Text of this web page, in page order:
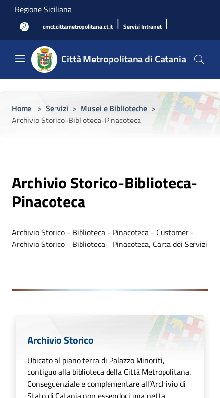
Salta al contenuto principale
Regione Siciliana
cmct.cittametropolitana.ct.it | Servizi Intranet |
Città Metropolitana di Catania
Home > Servizi > Musei e Biblioteche >
Archivio Storico-Biblioteca-Pinacoteca
Archivio Storico-Biblioteca-
Pinacoteca
Archivio Storico - Biblioteca - Pinacoteca - Customer -
Archivio Storico - Biblioteca - Pinacoteca, Carta dei Servizi
Archivio Storico
Ubicato al piano terra di Palazzo Minoriti,
contiguo alla biblioteca della Città Metropolitana.
Conseguenziale e complementare all’Archivio di
Stato di Catania non essendoci una netta